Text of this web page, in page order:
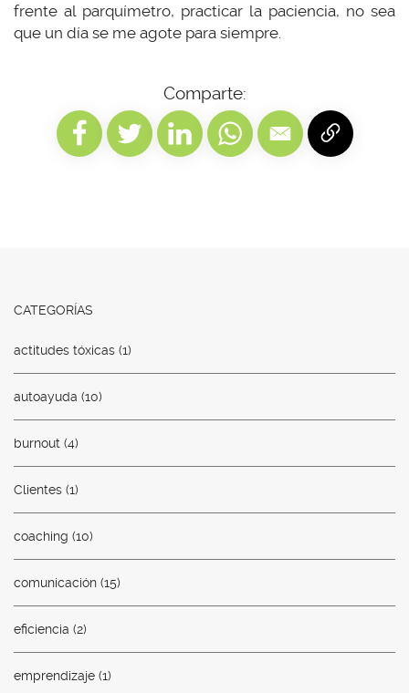
frente al parquímetro, practicar la paciencia, no sea
que un día se me agote para siempre.
Comparte:
CATEGORÍAS
actitudes tóxicas (1)
autoayuda (10)
burnout (4)
Clientes (1)
coaching (10)
comunicación (15)
eficiencia (2)
emprendizaje (1)